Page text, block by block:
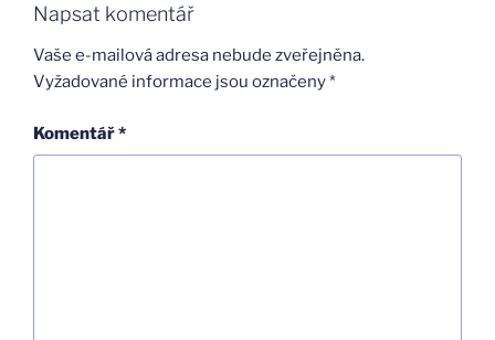
Napsat komentář
Vaše e-mailová adresa nebude zveřejněna.
Vyžadované informace jsou označeny*
Komentář*